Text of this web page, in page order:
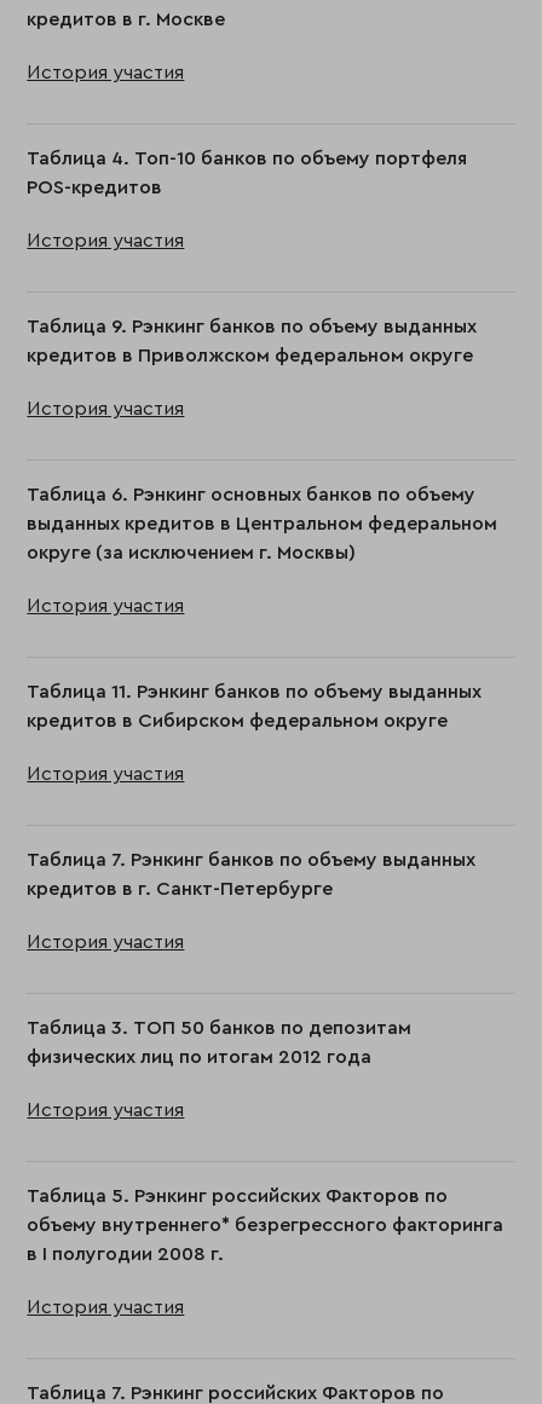
кредитов в г. Москве
История участия
Таблица 4. Топ-10 банков по объему портфеля
POS-кредитов
История участия
Таблица 9. Рэнкинг банков по объему выданных
кредитов в Приволжском федеральном округе
История участия
Таблица 6. Рэнкинг основных банков по объему
выданных кредитов в Центральном федеральном
округе (за исключением г. Москвы)
История участия
Таблица 11. Рэнкинг банков по объему выданных
кредитов в Сибирском федеральном округе
История участия
Таблица 7. Рэнкинг банков по объему выданных
кредитов в г. Санкт-Петербурге
История участия
Таблица 3. ТОП 50 банков по депозитам
физических лиц по итогам 2012 года
История участия
Таблица 5. Рэнкинг российских Факторов по
объему внутреннего* безрегрессного факторинга
в I полугодии 2008 г.
История участия
Таблица 7. Рэнкинг российских Факторов по